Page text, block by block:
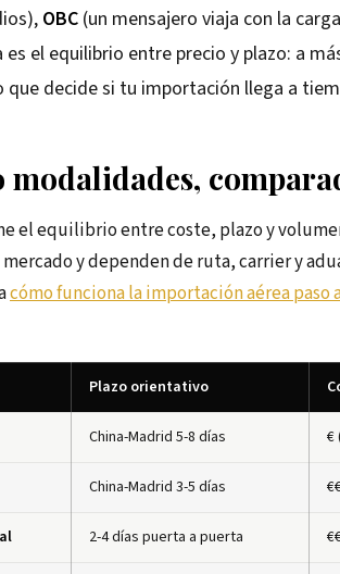
OBC (un mensajero viaja con la
el equilibrio entre precio y plazo: a
que decide si tu importación llega a
modalidades,
el equilibrio entre coste, plazo y
y dependen de ruta, carrier y
cómo funciona la importación aérea paso
Plazo orientativo
China-Madrid 5-8 días €
China-Madrid 3-5 días
2-4 días puerta a puerta